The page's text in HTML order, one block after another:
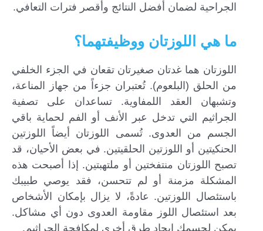
الجراحية لضمان أفضل النتائج وأقصر فترات التعافي.
ما هي اللوزتان ووظيفتهما؟
اللوزتان هما غدتان صغيرتان تقعان في الجزء الخلفي
من الحلق (البلعوم). تُعتبران جزءاً من جهاز المناعة،
وتشبهان العقد اللمفاوية. تساعدان على تصفية
الجراثيم التي تدخل عبر الأنف أو الفم لحماية باقي
الجسم من العدوى. تُسمى اللوزتان أيضاً اللوزتين
الحنكيتين أو اللوزتين الحلقيتين. في بعض الأحيان، قد
تصبح اللوزتان منتفختين أو ملتهبتين. إذا أصبحت هذه
المشكلة مزمنة أو لم تتحسن، فقد يوصي طبيبك
باستئصال اللوزتين. عادةً، لا يزال بإمكان الأشخاص
بعد استئصال اللوز مقاومة العدوى دون أي مشاكل.
يمكن لجسمك إيجاد طرق أخرى لمكافحة الجراثيم.